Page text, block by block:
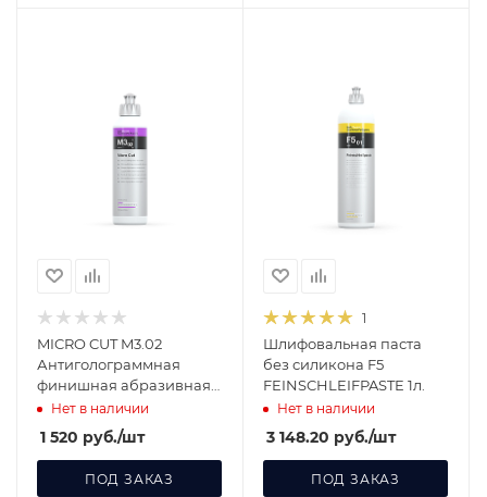
MICRO CUT M3.02
Антиголограммная
финишная абразивная
паста 250 мл 403250
Нет в наличии
1 520 руб./шт
ПОД ЗАКАЗ
1
Шлифовальная паста
без силикона F5
FEINSCHLEIFPASTE 1л.
Нет в наличии
3 148.20 руб./шт
ПОД ЗАКАЗ